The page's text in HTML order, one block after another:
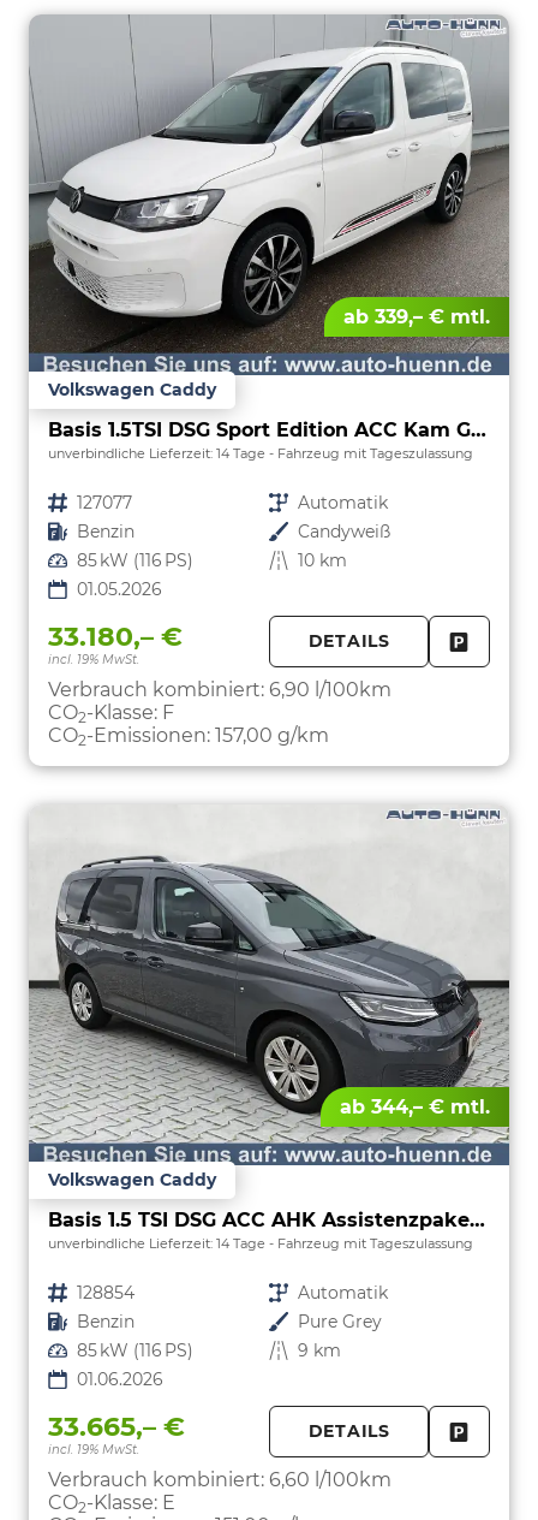
ab 339,– € mtl.
Volkswagen Caddy
Basis 1.5TSI DSG Sport Edition ACC Kam GV5 App AHK Reling
unverbindliche Lieferzeit: 14 Tage Fahrzeug mit Tageszulassung
Fahrzeugnr. 127077 Getriebe Automatik
Kraftstoff Benzin Außenfarbe Candyweiß
Leistung 85 kW (116 PS) Kilometerstand 10 km
01.05.2026
33.180,– €
incl. 19% MwSt.
DETAILS
Verbrauch kombiniert: 6,90 l/100km
CO2-Klasse: F
CO2-Emissionen: 157,00 g/km
ab 344,– € mtl.
Volkswagen Caddy
Basis 1.5 TSI DSG ACC AHK Assistenzpaket Kamera
unverbindliche Lieferzeit: 14 Tage Fahrzeug mit Tageszulassung
Fahrzeugnr. 128854 Getriebe Automatik
Kraftstoff Benzin Außenfarbe Pure Grey
Leistung 85 kW (116 PS) Kilometerstand 9 km
01.06.2026
33.665,– €
incl. 19% MwSt.
DETAILS
Verbrauch kombiniert: 6,60 l/100km
CO2-Klasse: E